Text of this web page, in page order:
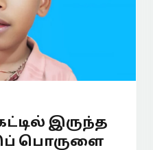
இருந்த
பொருளை